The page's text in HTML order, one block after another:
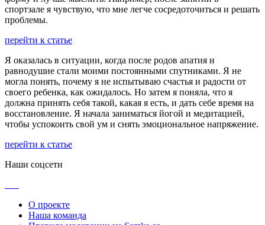
спортзале я чувствую, что мне легче сосредоточиться и решать
проблемы.
перейти к статье
Я оказалась в ситуации, когда после родов апатия и
равнодушие стали моими постоянными спутниками. Я не
могла понять, почему я не испытываю счастья и радости от
своего ребенка, как ожидалось. Но затем я поняла, что я
должна принять себя такой, какая я есть, и дать себе время на
восстановление. Я начала заниматься йогой и медитацией,
чтобы успокоить свой ум и снять эмоциональное напряжение.
перейти к статье
Наши соцсети
О проекте
Наша команда